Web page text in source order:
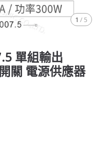
1 /5
單組輸出
關 電源供應器